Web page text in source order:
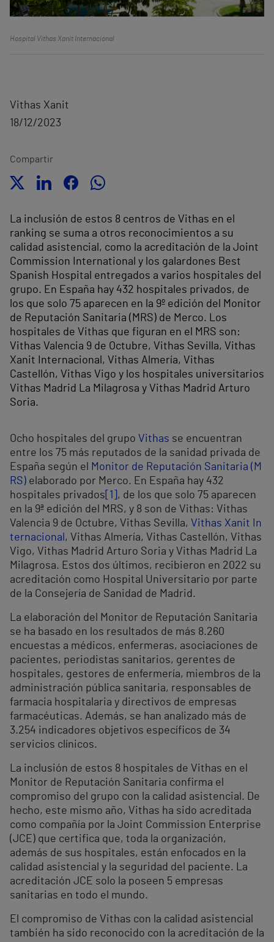
Hospital Vithas Xanit Internacional
Vithas Xanit
18/12/2023
Compartir
La inclusión de estos 8 centros de Vithas en el
ranking se suma a otros reconocimientos a su
calidad asistencial, como la acreditación de la Joint
Commission International y los galardones Best
Spanish Hospital entregados a varios hospitales del
grupo. En España hay 432 hospitales privados, de
los que solo 75 aparecen en la 9º edición del Monitor
de Reputación Sanitaria (MRS) de Merco. Los
hospitales de Vithas que figuran en el MRS son:
Vithas Valencia 9 de Octubre, Vithas Sevilla, Vithas
Xanit Internacional, Vithas Almería, Vithas
Castellón, Vithas Vigo y los hospitales universitarios
Vithas Madrid La Milagrosa y Vithas Madrid Arturo
Soria.
Ocho hospitales del grupo Vithas se encuentran
entre los 75 más reputados de la sanidad privada de
España según el
Monitor de Reputación Sanitaria (M
RS) elaborado por Merco. En España hay 432
hospitales privados [1] , de los que solo 75 aparecen
en la 9ª edición del MRS, y 8 son de Vithas: Vithas
Valencia 9 de Octubre, Vithas Sevilla, Vithas Xanit In
ternacional , Vithas Almería, Vithas Castellón, Vithas
Vigo, Vithas Madrid Arturo Soria y Vithas Madrid La
Milagrosa. Estos dos últimos, recibieron en 2022 su
acreditación como Hospital Universitario por parte
de la Consejería de Sanidad de Madrid.
La elaboración del Monitor de Reputación Sanitaria
se ha basado en los resultados de más 8.260
encuestas a médicos, enfermeras, asociaciones de
pacientes, periodistas sanitarios, gerentes de
hospitales, gestores de enfermería, miembros de la
administración pública sanitaria, responsables de
farmacia hospitalaria y directivos de empresas
farmacéuticas. Además, se han analizado más de
3.254 indicadores objetivos específicos de 34
servicios clínicos.
La inclusión de estos 8 hospitales de Vithas en el
Monitor de Reputación Sanitaria confirma el
compromiso del grupo con la calidad asistencial. De
hecho, este mismo año, Vithas ha sido acreditada
como compañía por la Joint Commission Enterprise
(JCE) que certifica que, toda la organización,
además de sus hospitales, están enfocados en la
calidad asistencial y la seguridad del paciente. La
acreditación JCE solo la poseen 5 empresas
sanitarias en todo el mundo.
El compromiso de Vithas con la calidad asistencial
también ha sido reconocido con la acreditación de la